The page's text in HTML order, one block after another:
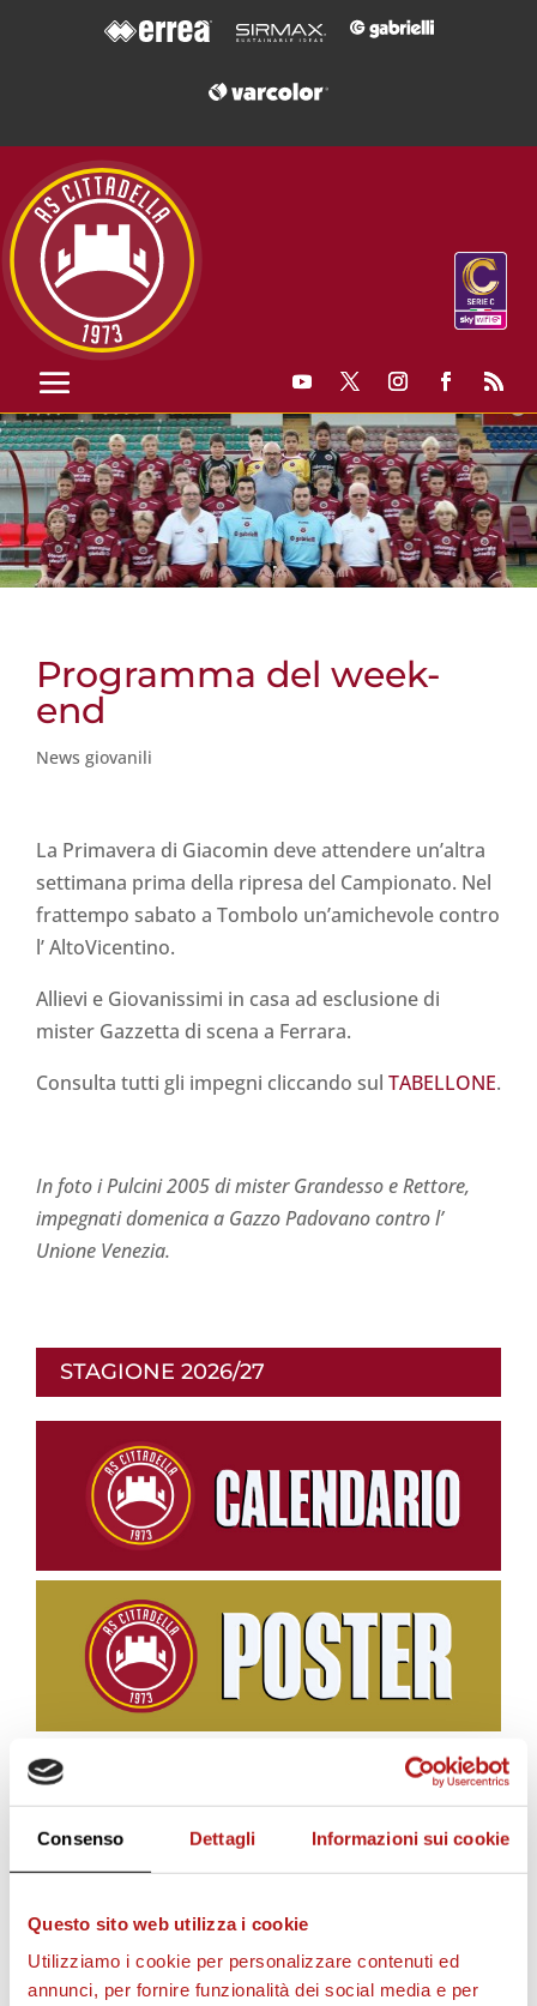
Consenso Dettagli Informazioni sui cookie
Questo sito web utilizza i cookie
Utilizziamo i cookie per personalizzare contenuti ed
annunci, per fornire funzionalità dei social media e per
Programma del week-
end
News giovanili
La Primavera di Giacomin deve attendere un’altra
settimana prima della ripresa del Campionato. Nel
frattempo sabato a Tombolo un’amichevole contro
l’ AltoVicentino.
Allievi e Giovanissimi in casa ad esclusione di
mister Gazzetta di scena a Ferrara.
Consulta tutti gli impegni cliccando sul TABELLONE.
In foto i Pulcini 2005 di mister Grandesso e Rettore,
impegnati domenica a Gazzo Padovano contro l’
Unione Venezia.
STAGIONE 2026/27
BIGLIETTI